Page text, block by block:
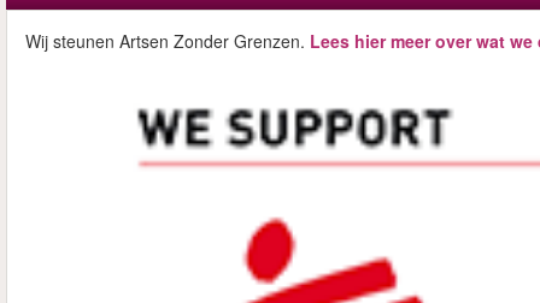
Wij steunen Artsen Zonder Grenzen. Lees hier meer over wat we